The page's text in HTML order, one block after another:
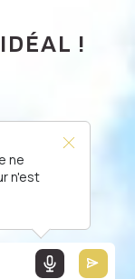
!
ne
n'est